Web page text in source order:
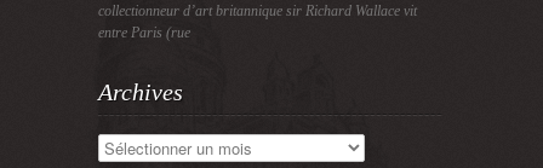
collectionneur d’art britannique sir Richard Wallace vit
entre Paris (rue
Archives
Archives